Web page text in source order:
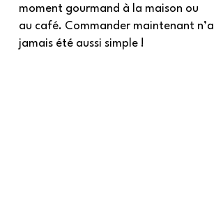
moment gourmand à la maison ou
au café. Commander maintenant n’a
jamais été aussi simple !